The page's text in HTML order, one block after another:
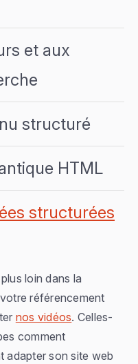
et aux
structuré
HTML
structurées
loin dans la
référencement
nos vidéos. Celles-
comment
adapter son site web